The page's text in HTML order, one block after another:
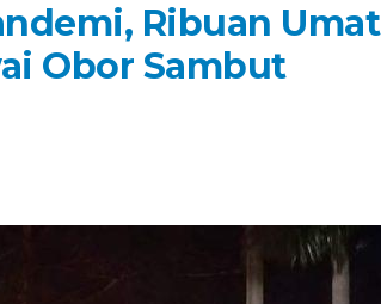
Ribuan Umat
Obor Sambut